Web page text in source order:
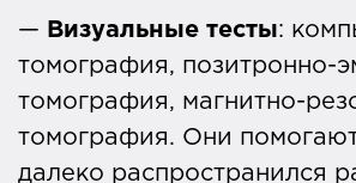
— Визуальные тесты:
томография, позитронно-
томография, магнитно-
томография. Они
далеко распространился